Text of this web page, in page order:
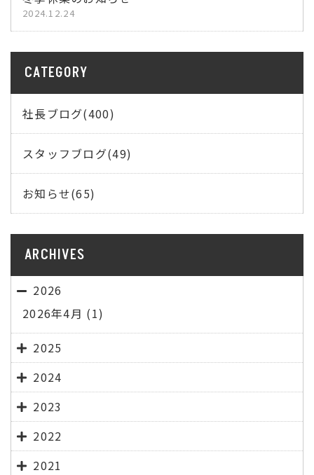
2024.12.24
CATEGORY
社長ブログ(400)
スタッフブログ(49)
お知らせ(65)
ARCHIVES
2026
2026年4月 (1)
2025
2024
2023
2022
2021